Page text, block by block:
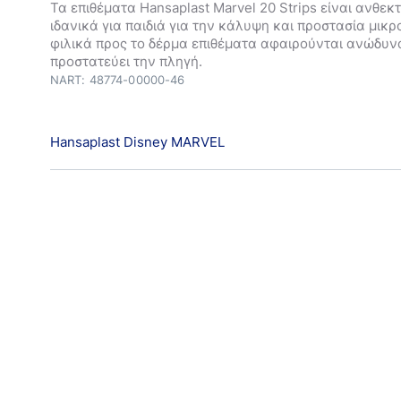
Τα επιθέματα Hansaplast Marvel 20 Strips είναι
ιδανικά για παιδιά για την κάλυψη και προστασία
φιλικά προς το δέρμα επιθέματα αφαιρούνται
προστατεύει την πληγή.
NART: 48774-00000-46
Hansaplast Disney MARVEL